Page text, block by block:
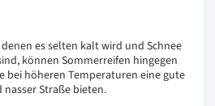
es selten kalt wird und Schnee
können Sommerreifen hingegen
bei höheren Temperaturen eine gute
Straße bieten.